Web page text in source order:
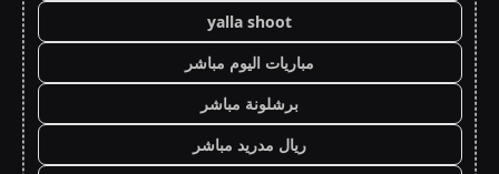
yalla shoot
مباريات اليوم مباشر
برشلونة مباشر
ريال مدريد مباشر